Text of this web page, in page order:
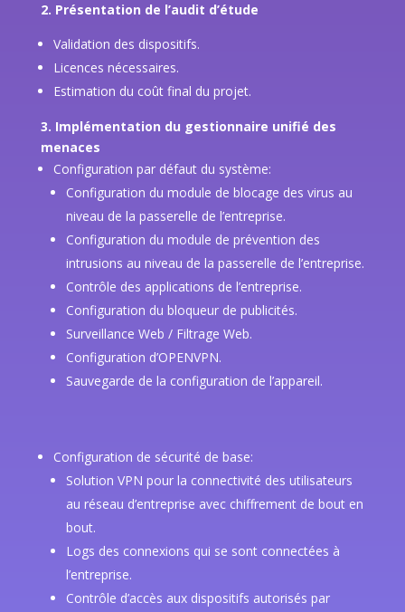
2. Présentation de l’audit d’étude
Validation des dispositifs.
Licences nécessaires.
Estimation du coût final du projet.
3. Implémentation du gestionnaire unifié des
menaces
Configuration par défaut du système:
Configuration du module de blocage des virus au
niveau de la passerelle de l’entreprise.
Configuration du module de prévention des
intrusions au niveau de la passerelle de l’entreprise.
Contrôle des applications de l’entreprise.
Configuration du bloqueur de publicités.
Surveillance Web / Filtrage Web.
Configuration d’OPENVPN.
Sauvegarde de la configuration de l’appareil.
Configuration de sécurité de base:
Solution VPN pour la connectivité des utilisateurs
au réseau d’entreprise avec chiffrement de bout en
bout.
Logs des connexions qui se sont connectées à
l’entreprise.
Contrôle d’accès aux dispositifs autorisés par